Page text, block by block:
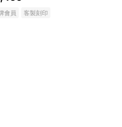
會員 客製刻印